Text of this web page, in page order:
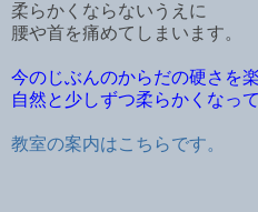
柔らかくならないうえに
腰や首を痛めてしまいます。
今のじぶんのからだの硬さを
自然と少しずつ柔らかくなって
教室の案内はこちらです。